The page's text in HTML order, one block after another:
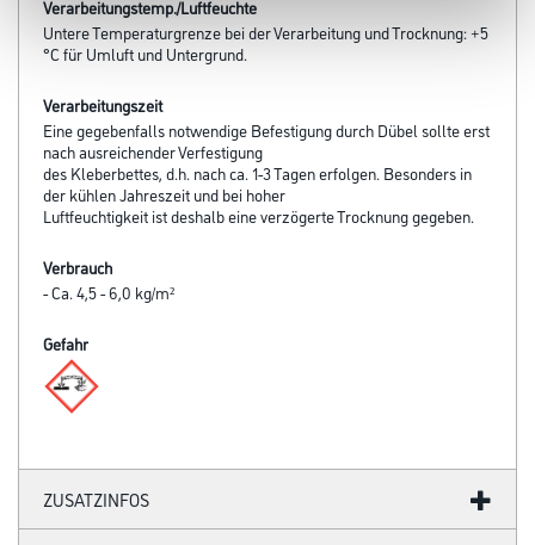
Verarbeitungstemp./Luftfeuchte
Untere Temperaturgrenze bei der Verarbeitung und Trocknung: +5
°C für Umluft und Untergrund.
Verarbeitungszeit
Eine gegebenfalls notwendige Befestigung durch Dübel sollte erst
nach ausreichender Verfestigung
des Kleberbettes, d.h. nach ca. 1-3 Tagen erfolgen. Besonders in
der kühlen Jahreszeit und bei hoher
Luftfeuchtigkeit ist deshalb eine verzögerte Trocknung gegeben.
Verbrauch
- Ca. 4,5 - 6,0 kg/m²
Gefahr
ZUSATZINFOS